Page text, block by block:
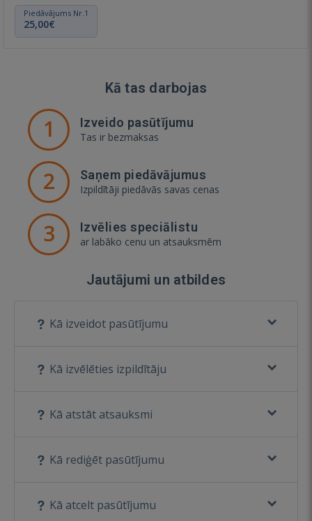
Piedāvājums Nr.1
25,00€
Kā tas darbojas
1 Izveido pasūtījumu
Tas ir bezmaksas
2 Saņem piedāvājumus
Izpildītāji piedāvās savas cenas
3 Izvēlies speciālistu
ar labāko cenu un atsauksmēm
Jautājumi un atbildes
Kā izveidot pasūtījumu
Kā izvēlēties izpildītāju
Kā atstāt atsauksmi
Kā rediģēt pasūtījumu
Kā atcelt pasūtījumu